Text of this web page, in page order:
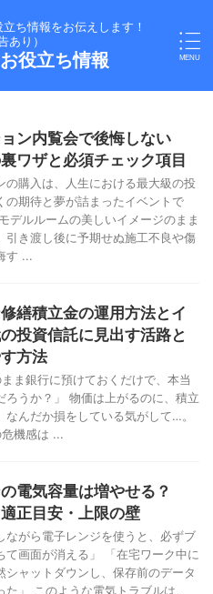
ち情報をお伝えします！
あり）
役立ち情報
ン内覧会で後悔しない
ワザと必須チェック項目
の購入は、人生における最大級の投
の期待と夢が詰まったイベントで
デルルームの美しいイメージのまま
引き渡し後に予期せぬ施工不良や傷
す ...
繕積立金の運用方法とイ
投資信託に見出す活路と
方法
ま銀行に預けておくだけで、本当
ろうか？」 物価は上がるのに、積立
なんだか損をしている気がして…。
機感は ...
電気容量は増やせる？
正目安・上限の壁
ながら電子レンジを使うと、必ずブ
て画面が消える」 「在宅ワーク中に
シャットダウンし、保存前のデータ
た」 このような電気トラブルは、